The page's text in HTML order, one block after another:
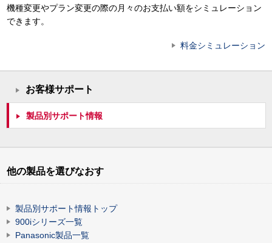
機種変更やプラン変更の際の月々のお支払い額をシミュレーション
できます。
料金シミュレーション
お客様サポート
製品別サポート情報
他の製品を選びなおす
製品別サポート情報トップ
900iシリーズ一覧
Panasonic製品一覧